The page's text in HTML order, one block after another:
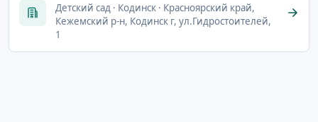
Детский сад · Кодинск · Красноярский край,
Кежемский р-н, Кодинск г, ул.Гидростоителей,
1